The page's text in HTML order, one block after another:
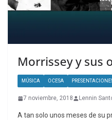
Morrissey y sus
MÚSICA OCESA
7 noviembre, 2018 Lennin
A tan solo unos meses de su